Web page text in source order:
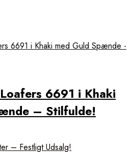
6691 i Khaki
– Stilfulde!